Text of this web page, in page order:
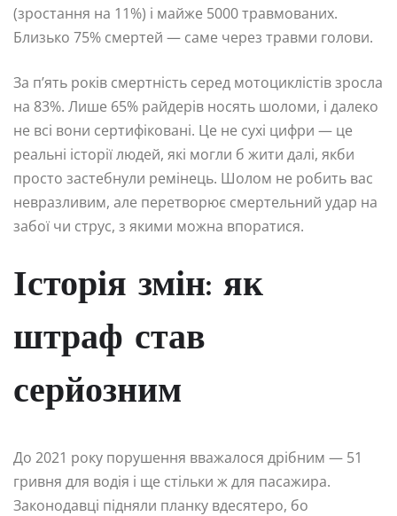
(зростання на 11%) і майже 5000 травмованих.
Близько 75% смертей — саме через травми голови.
За п’ять років смертність серед мотоциклістів зросла
на 83%. Лише 65% райдерів носять шоломи, і далеко
не всі вони сертифіковані. Це не сухі цифри — це
реальні історії людей, які могли б жити далі, якби
просто застебнули ремінець. Шолом не робить вас
невразливим, але перетворює смертельний удар на
забої чи струс, з якими можна впоратися.
Історія змін: як
штраф став
серйозним
До 2021 року порушення вважалося дрібним — 51
гривня для водія і ще стільки ж для пасажира.
Законодавці підняли планку вдесятеро, бо